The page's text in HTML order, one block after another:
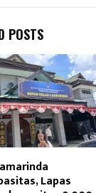
POSTS
Lapas